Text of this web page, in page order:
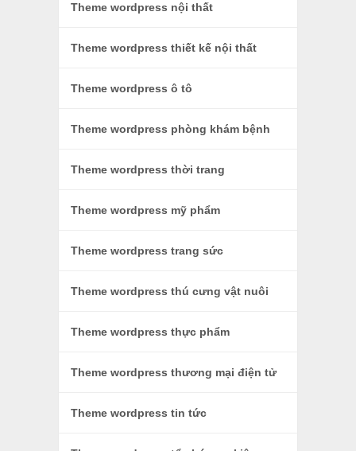
Theme wordpress nội thất
Theme wordpress thiết kế nội thất
Theme wordpress ô tô
Theme wordpress phòng khám bệnh
Theme wordpress thời trang
Theme wordpress mỹ phẩm
Theme wordpress trang sức
Theme wordpress thú cưng vật nuôi
Theme wordpress thực phẩm
Theme wordpress thương mại điện tử
Theme wordpress tin tức